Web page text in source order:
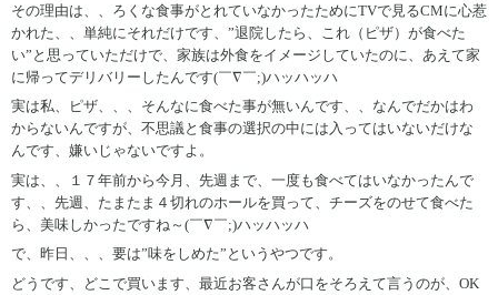
その理由は、、ろくな食事がとれていなかったためにTVで見るCMに心惹
かれた、、単純にそれだけです、”退院したら、これ（ピザ）が食べた
い”と思っていただけで、家族は外食をイメージしていたのに、あえて家
に帰ってデリバリーしたんです(￣∇￣;)ハッハッハ
実は私、ピザ、、、そんなに食べた事が無いんです、、なんでだかはわ
からないんですが、不思議と食事の選択の中には入ってはいないだけな
んです、嫌いじゃないですよ。
実は、、１７年前から今月、先週まで、一度も食べてはいなかったんで
す、、先週、たまたま４切れのホールを買って、チーズをのせて食べた
ら、美味しかったですね～(￣∇￣;)ハッハッハ
で、昨日、、、要は”味をしめた”というやつです。
どうです、どこで買います、最近お客さんが口をそろえて言うのが、OK